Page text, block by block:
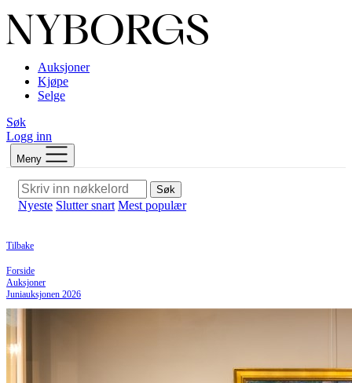
Auksjoner
Kjøpe
Selge
Søk
Logg inn
Meny
Søk
Nyeste Slutter snart Mest populær
Tilbake
Forside
Auksjoner
Juniauksjonen 2026